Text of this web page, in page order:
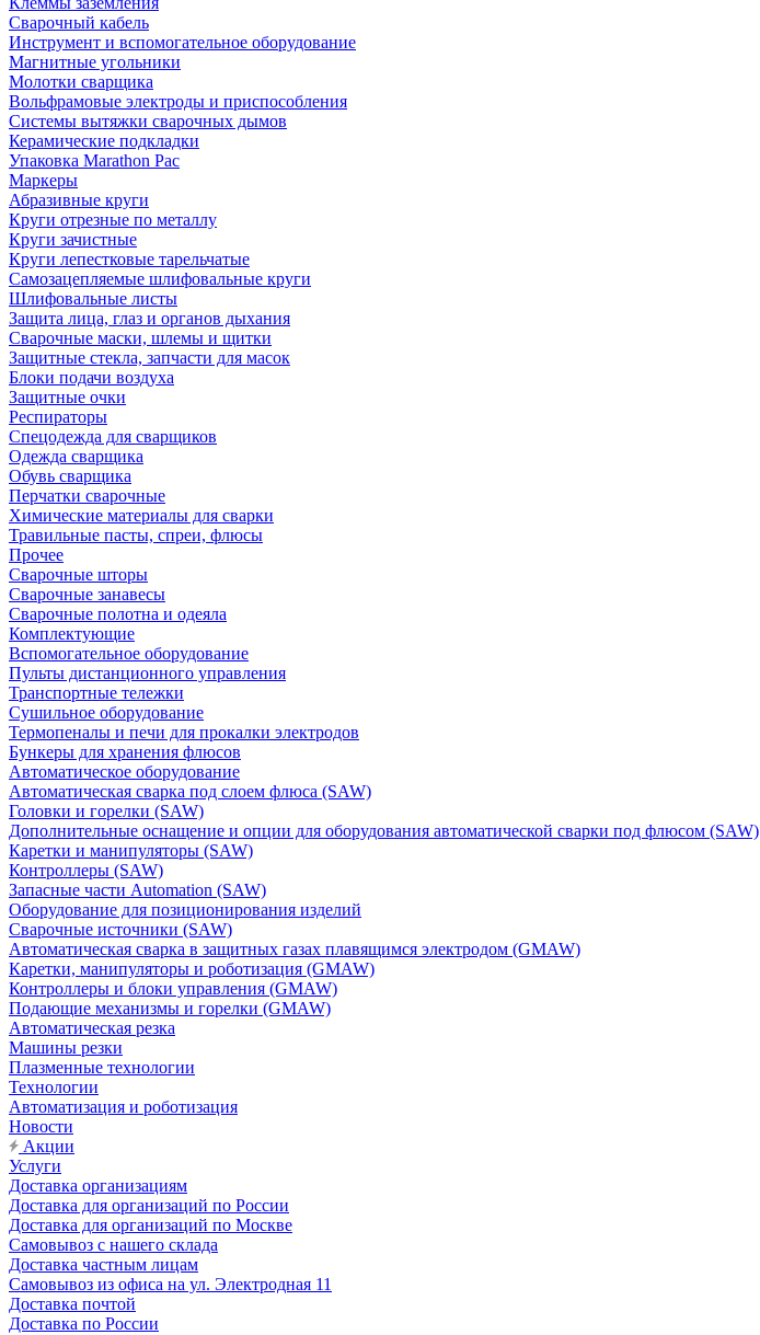
Сварочный кабель
Инструмент и вспомогательное оборудование
Магнитные угольники
Молотки сварщика
Вольфрамовые электроды и приспособления
Системы вытяжки сварочных дымов
Керамические подкладки
Упаковка Marathon Pac
Маркеры
Абразивные круги
Круги отрезные по металлу
Круги зачистные
Круги лепестковые тарельчатые
Самозацепляемые шлифовальные круги
Шлифовальные листы
Защита лица, глаз и органов дыхания
Сварочные маски, шлемы и щитки
Защитные стекла, запчасти для масок
Блоки подачи воздуха
Защитные очки
Респираторы
Спецодежда для сварщиков
Одежда сварщика
Обувь сварщика
Перчатки сварочные
Химические материалы для сварки
Травильные пасты, спреи, флюсы
Прочее
Сварочные шторы
Сварочные занавесы
Сварочные полотна и одеяла
Комплектующие
Вспомогательное оборудование
Пульты дистанционного управления
Транспортные тележки
Сушильное оборудование
Термопеналы и печи для прокалки электродов
Бункеры для хранения флюсов
Автоматическое оборудование
Автоматическая сварка под слоем флюса (SAW)
Головки и горелки (SAW)
Дополнительные оснащение и опции для оборудования автоматической сварки под флюсом (SAW)
Каретки и манипуляторы (SAW)
Контроллеры (SAW)
Запасные части Automation (SAW)
Оборудование для позиционирования изделий
Сварочные источники (SAW)
Автоматическая сварка в защитных газах плавящимся электродом (GMAW)
Каретки, манипуляторы и роботизация (GMAW)
Контроллеры и блоки управления (GMAW)
Подающие механизмы и горелки (GMAW)
Автоматическая резка
Машины резки
Плазменные технологии
Технологии
Автоматизация и роботизация
Новости
Акции
Услуги
Доставка организациям
Доставка для организаций по России
Доставка для организаций по Москве
Самовывоз с нашего склада
Доставка частным лицам
Самовывоз из офиса на ул. Электродная 11
Доставка почтой
Доставка по России